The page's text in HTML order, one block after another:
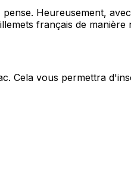
Heureusement,
français de manière
Cela vous permettra